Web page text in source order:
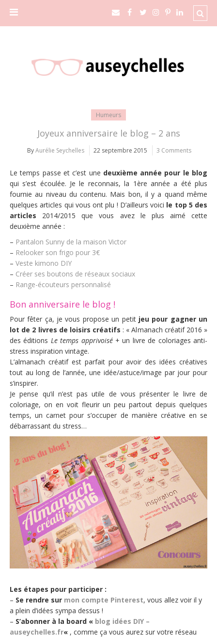
Humeurs
Joyeux anniversaire le blog – 2 ans
ByAurélie Seychelles 22 septembre 2015 3 Comments
Le temps passe et c’est une deuxième année pour le blog
qui s’est écoulée. Je le reconnais, la 1ère année a été plus
fournie au niveau du contenu. Mais bon, il y a quand même
quelques articles qui vous ont plu ! D’ailleurs voici le top 5 des
articles 2014/2015 que vous avez le plus aimé cette
deuxième année :
– Pantalon Sunny de la maison Victor
– Relooker son frigo pour 3€
– Veste kimono DIY
– Créer ses boutons de réseaux sociaux
– Range-écouteurs personnalisé
Bon anniversaire le blog !
Pour fêter ça, je vous propose un petit jeu pour gagner un
lot de 2 livres de loisirs créatifs : « Almanach créatif 2016 »
des éditions Le temps apprivoisé+ un livre de coloriages anti-
stress inspiration vintage.
L’almanach créatif est parfait pour avoir des idées créatives
tout au long de l’année, une idée/astuce/image par jour pour
s’inspirer.
Je pense qu’il n’est pas utile de vous présenter le livre de
coloriage, on en voit fleurir un peu partout depuis quelques
temps, un carnet pour s’occuper de manière créative en se
débarrassant du stress…
Les étapes pour participer :
– Se rendre sur mon compte Pinterest, vous allez voir il y
a plein d’idées sympa dessus !
– S’abonner à la board « blog idées DIY –
auseychelles.fr« , comme ça vous aurez sur votre réseau